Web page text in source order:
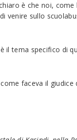
è che noi,
venire sullo
il tema specifico di
faceva il giudice